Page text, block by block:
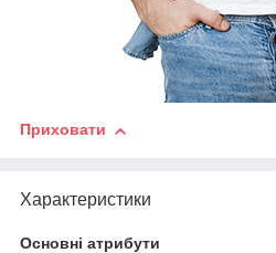
Приховати
Характеристики
Основні атрибути